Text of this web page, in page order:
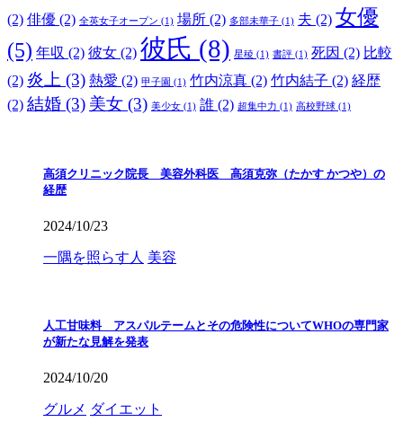
(2) 俳優 (2) 全英女子オープン (1) 場所 (2) 多部未華子 (1) 夫 (2) 女優
(5) 年収 (2) 彼女 (2) 彼氏 (8) 星稜 (1) 書評 (1) 死因 (2) 比較
(2) 炎上 (3) 熱愛 (2) 甲子園 (1) 竹内涼真 (2) 竹内結子 (2) 経歴
(2) 結婚 (3) 美女 (3) 美少女 (1) 誰 (2) 超集中力 (1) 高校野球 (1)
高須クリニック院長 美容外科医 高須克弥（たかす かつや）の
経歴
2024/10/23
一隅を照らす人 美容
人工甘味料 アスパルテームとその危険性についてWHOの専門家
が新たな見解を発表
2024/10/20
グルメ ダイエット